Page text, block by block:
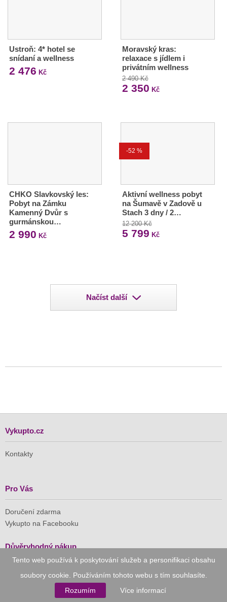
Tento web používá k poskytování služeb a personifikaci obsahu
soubory cookie. Používáním tohoto webu s tím souhlasíte.
Rozumím
Více informací
Ustroň: 4* hotel se
snídaní a wellness
2 476 Kč
Moravský kras:
relaxace s jídlem i
privátním wellness
2 490 Kč
2 350 Kč
CHKO Slavkovský les:
Pobyt na Zámku
Kamenný Dvůr s
gurmánskou…
2 990 Kč
-52 %
Aktivní wellness pobyt
na Šumavě v Zadově u
Stach 3 dny / 2…
12 200 Kč
5 799 Kč
Načíst další
Vykupto.cz
Kontakty
Pro Vás
Doručení zdarma
Vykupto na Facebooku
Důvěryhodný nákup
Naše společnost je členem Asociace pro elektronickou
komerci (APEK)